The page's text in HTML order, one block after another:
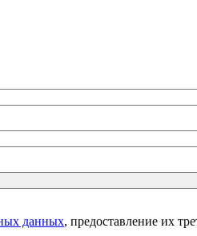
данных, предоставление их